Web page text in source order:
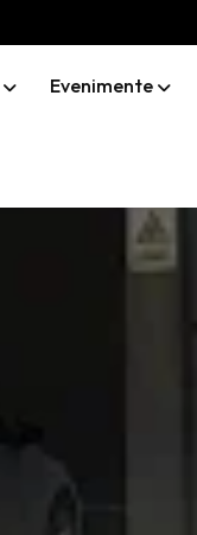
Evenimente